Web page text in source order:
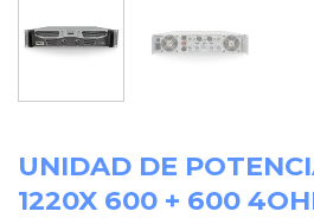
UNIDAD DE
1220X 600 + 600